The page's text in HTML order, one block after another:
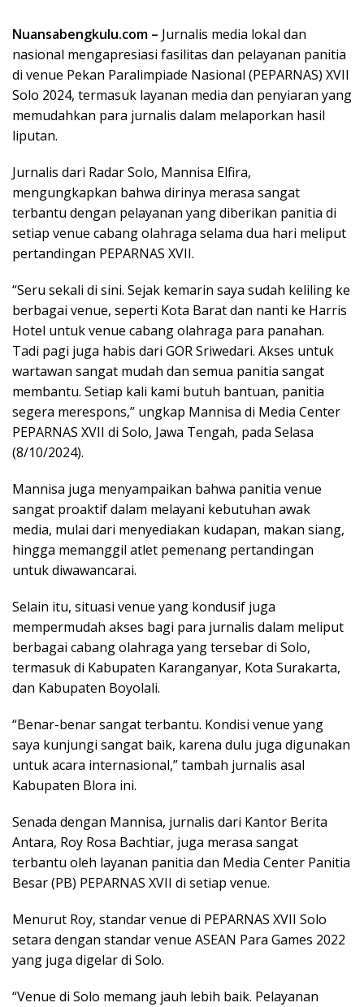
Nuansabengkulu.com – Jurnalis media lokal dan
nasional mengapresiasi fasilitas dan pelayanan panitia
di venue Pekan Paralimpiade Nasional (PEPARNAS) XVII
Solo 2024, termasuk layanan media dan penyiaran yang
memudahkan para jurnalis dalam melaporkan hasil
liputan.
Jurnalis dari Radar Solo, Mannisa Elfira,
mengungkapkan bahwa dirinya merasa sangat
terbantu dengan pelayanan yang diberikan panitia di
setiap venue cabang olahraga selama dua hari meliput
pertandingan PEPARNAS XVII.
“Seru sekali di sini. Sejak kemarin saya sudah keliling ke
berbagai venue, seperti Kota Barat dan nanti ke Harris
Hotel untuk venue cabang olahraga para panahan.
Tadi pagi juga habis dari GOR Sriwedari. Akses untuk
wartawan sangat mudah dan semua panitia sangat
membantu. Setiap kali kami butuh bantuan, panitia
segera merespons,” ungkap Mannisa di Media Center
PEPARNAS XVII di Solo, Jawa Tengah, pada Selasa
(8/10/2024).
Mannisa juga menyampaikan bahwa panitia venue
sangat proaktif dalam melayani kebutuhan awak
media, mulai dari menyediakan kudapan, makan siang,
hingga memanggil atlet pemenang pertandingan
untuk diwawancarai.
Selain itu, situasi venue yang kondusif juga
mempermudah akses bagi para jurnalis dalam meliput
berbagai cabang olahraga yang tersebar di Solo,
termasuk di Kabupaten Karanganyar, Kota Surakarta,
dan Kabupaten Boyolali.
“Benar-benar sangat terbantu. Kondisi venue yang
saya kunjungi sangat baik, karena dulu juga digunakan
untuk acara internasional,” tambah jurnalis asal
Kabupaten Blora ini.
Senada dengan Mannisa, jurnalis dari Kantor Berita
Antara, Roy Rosa Bachtiar, juga merasa sangat
terbantu oleh layanan panitia dan Media Center Panitia
Besar (PB) PEPARNAS XVII di setiap venue.
Menurut Roy, standar venue di PEPARNAS XVII Solo
setara dengan standar venue ASEAN Para Games 2022
yang juga digelar di Solo.
“Venue di Solo memang jauh lebih baik. Pelayanan